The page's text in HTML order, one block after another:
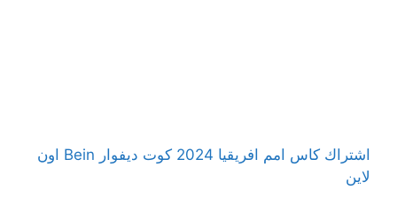
اشتراك كاس امم افريقيا 2024 كوت ديفوار Bein اون
لاين